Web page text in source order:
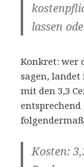
lassen
Konkret: wer
sagen,
mit den 3,3
Kosten: